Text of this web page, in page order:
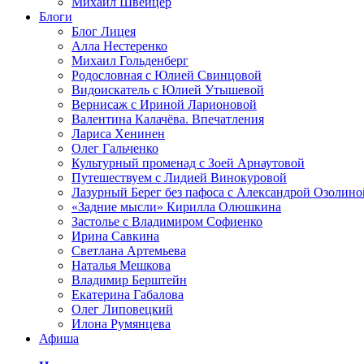
Блоги
Блог Лицея
Алла Нестеренко
Михаил Гольденберг
Родословная с Юлией Свинцовой
Видоискатель с Юлией Утышевой
Вернисаж с Ириной Ларионовой
Валентина Калачёва. Впечатления
Лариса Хенинен
Олег Гальченко
Культурный променад с Зоей Арнаутовой
Путешествуем с Лидией Винокуровой
Лазурный Берег без пафоса с Александрой
«Задние мысли» Кирилла Олюшкина
Застолье с Владимиром Софиенко
Ирина Савкина
Светлана Артемьева
Наталья Мешкова
Владимир Берштейн
Екатерина Габалова
Олег Липовецкий
Илона Румянцева
Афиша